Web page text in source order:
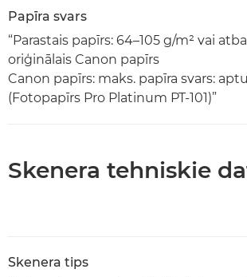
Papīra svars
“Parastais papīrs: 64–105 g/m² vai
oriģinālais Canon papīrs
Canon papīrs: maks. papīra svars:
(Fotopapīrs Pro Platinum PT-101)”
Skenera tehniskie
Skenera tips